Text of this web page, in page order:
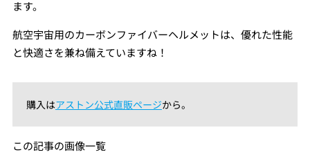
ます。
航空宇宙用のカーボンファイバーヘルメットは、優れた性能
と快適さを兼ね備えていますね！
購入はアストン公式直販ページから。
この記事の画像一覧